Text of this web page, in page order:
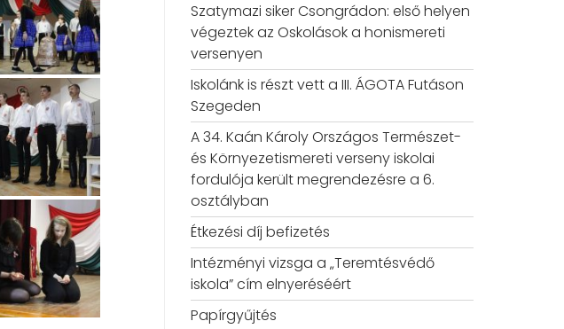
Szatymazi siker Csongrádon: első helyen
végeztek az Oskolások a honismereti
versenyen
Iskolánk is részt vett a III. ÁGOTA Futáson
Szegeden
A 34. Kaán Károly Országos Természet-
és Környezetismereti verseny iskolai
fordulója került megrendezésre a 6.
osztályban
Étkezési díj befizetés
Intézményi vizsga a „Teremtésvédő
iskola” cím elnyeréséért
Papírgyűjtés